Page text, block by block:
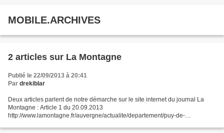
MOBILE.ARCHIVES
2 articles sur La Montagne
Publié le 22/09/2013 à 20:41
Par drekiblar
Deux articles parlent de notre démarche sur le site internet du journal La
Montagne : Article 1 du 20.09.2013
http://www.lamontagne.fr/auvergne/actualite/departement/puy-de-
des-dechets-et-contre-lincineration-1698673.html...